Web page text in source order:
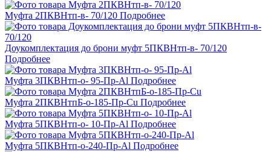
Муфта 2ПКВНтп-в- 70/120 Подробнее
Доукомплектация до брони муфт 5ПКВНтп-в- 70/120
Подробнее
Муфта 3ПКВНтп-о- 95-Пр-Al Подробнее
Муфта 2ПКВНтпБ-о-185-Пр-Cu Подробнее
Муфта 5ПКВНтп-о- 10-Пр-Al Подробнее
Муфта 5ПКВНтп-о-240-Пр-Al Подробнее